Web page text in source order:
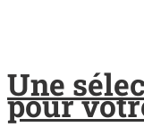
Une
pour